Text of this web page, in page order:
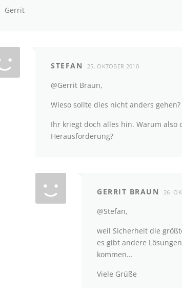
Gerrit
STEFAN 25. OKTOBER 2010
@Gerrit Braun,
Wieso sollte dies nicht anders gehen?
Ihr kriegt doch alles hin. Warum also
Herausforderung?
GERRIT BRAUN 26.
@Stefan,
weil Sicherheit die
es gibt andere
kommen…
Viele Grüße